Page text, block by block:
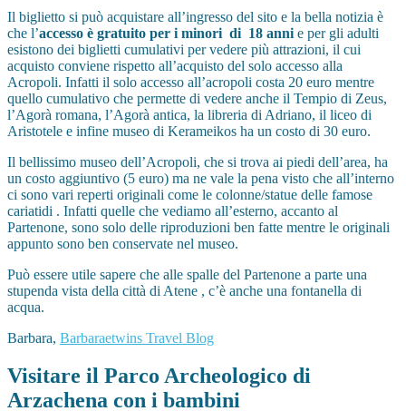
Il biglietto si può acquistare all’ingresso del sito e la bella notizia è
che l’accesso è gratuito per i minori di 18 anni e per gli adulti
esistono dei biglietti cumulativi per vedere più attrazioni, il cui
acquisto conviene rispetto all’acquisto del solo accesso alla
Acropoli. Infatti il solo accesso all’acropoli costa 20 euro mentre
quello cumulativo che permette di vedere anche il Tempio di Zeus,
l’Agorà romana, l’Agorà antica, la libreria di Adriano, il liceo di
Aristotele e infine museo di Kerameikos ha un costo di 30 euro.
Il bellissimo museo dell’Acropoli, che si trova ai piedi dell’area, ha
un costo aggiuntivo (5 euro) ma ne vale la pena visto che all’interno
ci sono vari reperti originali come le colonne/statue delle famose
cariatidi . Infatti quelle che vediamo all’esterno, accanto al
Partenone, sono solo delle riproduzioni ben fatte mentre le originali
appunto sono ben conservate nel museo.
Può essere utile sapere che alle spalle del Partenone a parte una
stupenda vista della città di Atene , c’è anche una fontanella di
acqua.
Barbara, Barbaraetwins Travel Blog
Visitare il Parco Archeologico di
Arzachena con i bambini